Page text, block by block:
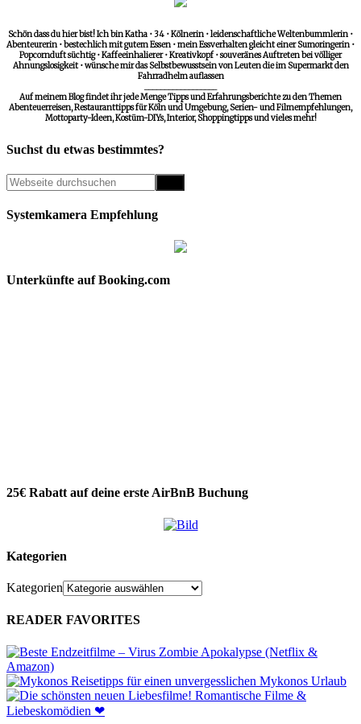
Schön dass du hier bist! Ich bin Katha • 34 • Kölnerin • leidenschaftliche Weltenbummlerin •
Abenteurerin • bestechlich mit gutem Essen • mein Essverhalten gleicht einer Sumoringerin •
Popcornduft süchtig • Kaffeeinhalierer • Kreativkopf • souveränes Auftreten bei völliger
Ahnungslosigkeit • wünsche mir das Selbstbewusstsein von Leuten die im Supermarkt den
Fahrradhelm auflassen
__________________
Auf meinem Blog findet ihr jede Menge Tipps und Erfahrungsberichte zu den Themen
Abenteuerreisen, Restauranttipps für Köln und Umgebung, Serien- und Filmempfehlungen,
Mottoparty-Ideen, Kostüm-DIYs, Interior, Shoppingtipps und vieles mehr!
Suchst du etwas bestimmtes?
Systemkamera Empfehlung
Unterkünfte auf Booking.com
25€ Rabatt auf deine erste AirBnB Buchung
Kategorien
Kategorien
READER FAVORITES